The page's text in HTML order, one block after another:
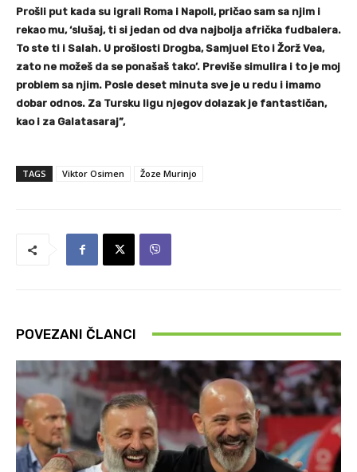
Prošli put kada su igrali Roma i Napoli, pričao sam sa njim i
rekao mu, ‘slušaj, ti si jedan od dva najbolja afrička fudbalera.
To ste ti i Salah. U prošlosti Drogba, Samjuel Eto i Žorž Vea,
zato ne možeš da se ponašaš tako’. Previše simulira i to je moj
problem sa njim. Posle deset minuta sve je u redu i imamo
dobar odnos. Za Tursku ligu njegov dolazak je fantastičan,
kao i za Galatasaraj”,
TAGS Viktor Osimen Žoze Murinjo
POVEZANI ČLANCI